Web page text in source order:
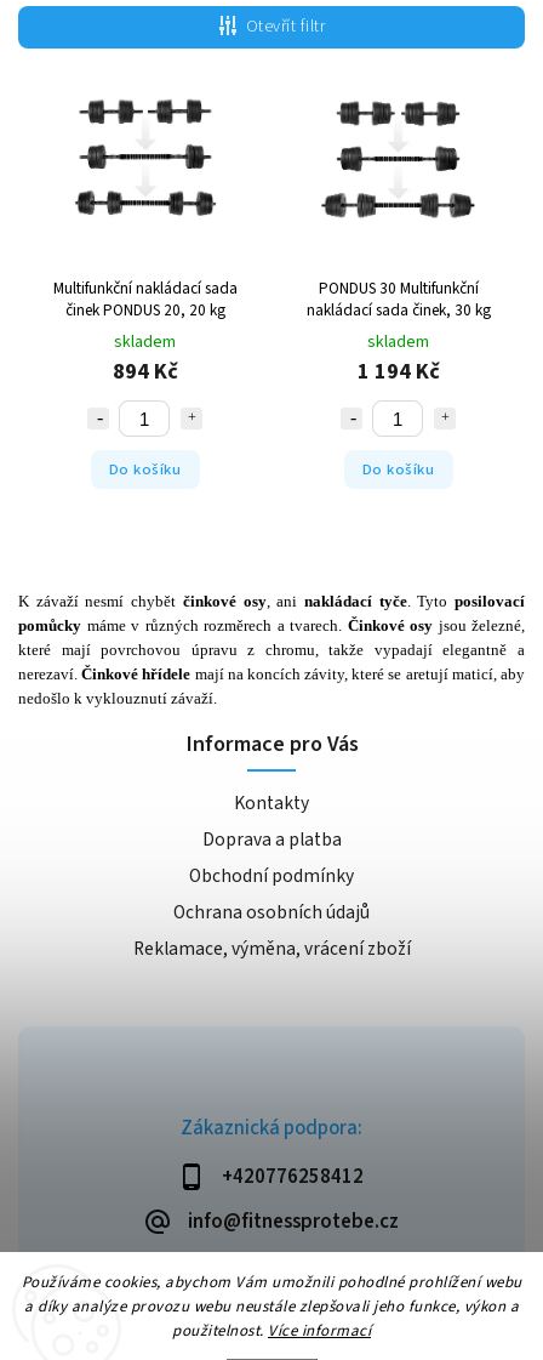
Používáme cookies, abychom Vám umožnili pohodlné prohlížení webu
a díky analýze provozu webu neustále zlepšovali jeho funkce, výkon a
použitelnost. Více informací
Nejlevnější
Nejdražší
Abecedně
Otevřít filtr
Multifunkční nakládací sada
činek PONDUS 20, 20 kg
skladem
894 Kč
Do košíku
PONDUS 30 Multifunkční
nakládací sada činek, 30 kg
skladem
1 194 Kč
Do košíku
K závaží nesmí chybět činkové osy, ani nakládací tyče. Tytoposilovací
pomůcky máme v různých rozměrech a tvarech. Činkové osy jsou železné,
které mají povrchovou úpravu z chromu, takže vypadají elegantně a
nerezaví.Činkové hřídele mají na koncích závity, které se aretují maticí, aby
nedošlo k vyklouznutí závaží.
Zákaznická podpora:
+420776258412
info@fitnessprotebe.cz
Informace pro Vás
Kontakty
Doprava a platba
Obchodní podmínky
Ochrana osobních údajů
Reklamace, výměna, vrácení zboží
Copyright 2026Fitnessprotebe.cz. Všechna práva vyhrazena.